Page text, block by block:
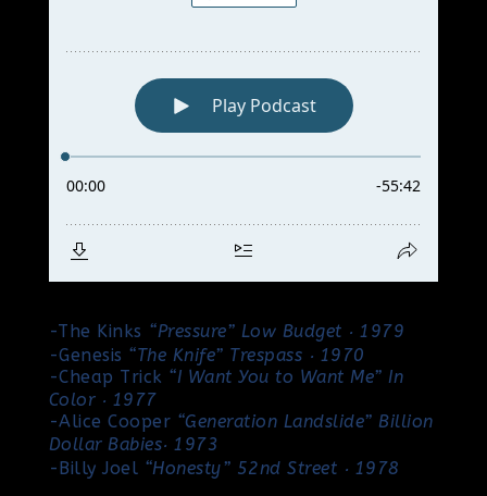
-The Kinks “Pressure” Low Budget ‧ 1979
-Genesis “The Knife” Trespass ‧ 1970
-Cheap Trick “I Want You to Want Me” In
Color ‧ 1977
-Alice Cooper “Generation Landslide” Billion
Dollar Babies‧ 1973
-Billy Joel “Honesty” 52nd Street ‧ 1978